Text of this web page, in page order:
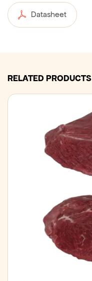
Datasheet
RELATED PRODUCTS